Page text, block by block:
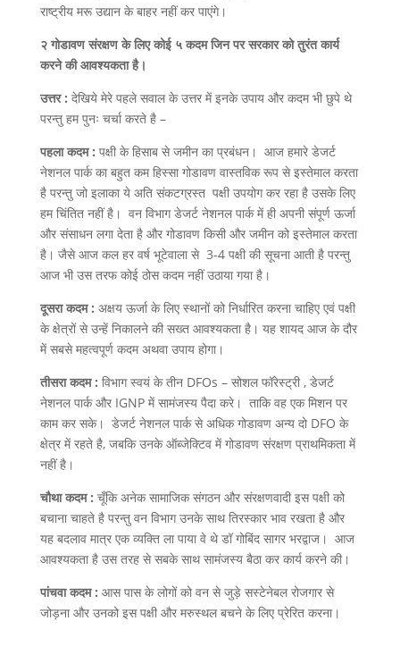
राष्ट्रीय मरू उद्यान के बाहर नहीं कर पाएंगे।
२ गोडावण संरक्षण के लिए कोई ५ कदम जिन पर सरकार को तुरंत कार्य
करने की आवश्यकता है।
उत्तर : देखिये मेरे पहले सवाल के उत्तर में इनके उपाय और कदम भी छुपे थे
परन्तु हम पुनः चर्चा करते है –
पहला कदम : पक्षी के हिसाब से जमीन का प्रबंधन। आज हमारे डेजर्ट
नेशनल पार्क का बहुत कम हिस्सा गोडावण वास्तविक रूप से इस्तेमाल करता
है परन्तु जो इलाका ये अति संकटग्रस्त पक्षी उपयोग कर रहा है उसके लिए
हम चिंतित नहीं है। वन विभाग डेजर्ट नेशनल पार्क में ही अपनी संपूर्ण ऊर्जा
और संसाधन लगा देता है और गोडावण किसी और जमीन को इस्तेमाल करता
है। जैसे आज कल हर वर्ष भूटेवाला से 3-4 पक्षी की सूचना आती है परन्तु
आज भी उस तरफ कोई ठोस कदम नहीं उठाया गया है।
दूसरा कदम : अक्षय ऊर्जा के लिए स्थानों को निर्धारित करना चाहिए एवं पक्षी
के क्षेत्रों से उन्हें निकालने की सख्त आवश्यकता है। यह शायद आज के दौर
में सबसे महत्वपूर्ण कदम अथवा उपाय होगा।
तीसरा कदम : विभाग स्वयं के तीन DFOs – सोशल फॉरेस्ट्री , डेजर्ट
नेशनल पार्क और IGNP में सामंजस्य पैदा करे। ताकि वह एक मिशन पर
काम कर सके। डेजर्ट नेशनल पार्क से अधिक गोडावण अन्य दो DFO के
क्षेत्र में रहते है, जबकि उनके ऑब्जेक्टिव में गोडावण संरक्षण प्राथमिकता में
नहीं है।
चौथा कदम : चूँकि अनेक सामाजिक संगठन और संरक्षणवादी इस पक्षी को
बचाना चाहते है परन्तु वन विभाग उनके साथ तिरस्कार भाव रखता है और
यह बदलाव मात्र एक व्यक्ति ला पाया वे थे डॉ गोबिंद सागर भरद्वाज। आज
आवश्यकता है उस तरह से सबके साथ सामंजस्य बैठा कर कार्य करने की।
पांचवा कदम : आस पास के लोगों को वन से जुड़े सस्टेनेबल रोजगार से
जोड़ना और उनको इस पक्षी और मरुस्थल बचने के लिए प्रेरित करना।